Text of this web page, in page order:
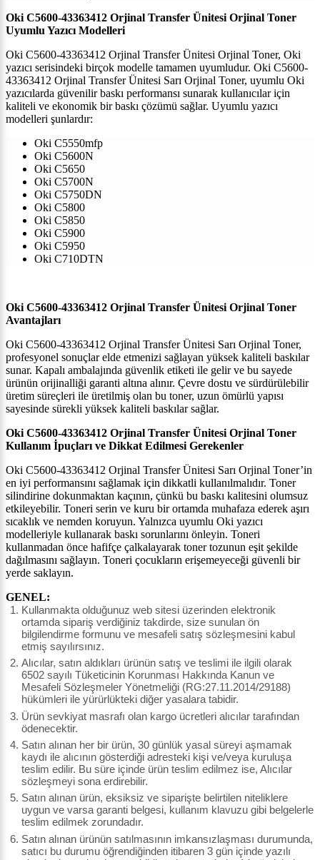
Oki C5600-43363412 Orjinal Transfer Ünitesi Orjinal Toner
Uyumlu Yazıcı Modelleri
Oki C5600-43363412 Orjinal Transfer Ünitesi Orjinal Toner, Oki
yazıcı serisindeki birçok modelle tamamen uyumludur. Oki C5600-
43363412 Orjinal Transfer Ünitesi Sarı Orjinal Toner, uyumlu Oki
yazıcılarda güvenilir baskı performansı sunarak kullanıcılar için
kaliteli ve ekonomik bir baskı çözümü sağlar. Uyumlu yazıcı
modelleri şunlardır:
Oki C5550mfp
Oki C5600N
Oki C5650
Oki C5700N
Oki C5750DN
Oki C5800
Oki C5850
Oki C5900
Oki C5950
Oki C710DTN
Oki C5600-43363412 Orjinal Transfer Ünitesi Orjinal Toner
Avantajları
Oki C5600-43363412 Orjinal Transfer Ünitesi Sarı Orjinal Toner,
profesyonel sonuçlar elde etmenizi sağlayan yüksek kaliteli baskılar
sunar. Kapalı ambalajında güvenlik etiketi ile gelir ve bu sayede
ürünün orijinalliği garanti altına alınır. Çevre dostu ve sürdürülebilir
üretim süreçleri ile üretilmiş olan bu toner, uzun ömürlü yapısı
sayesinde sürekli yüksek kaliteli baskılar sağlar.
Oki C5600-43363412 Orjinal Transfer Ünitesi Orjinal Toner
Kullanım İpuçları ve Dikkat Edilmesi Gerekenler
Oki C5600-43363412 Orjinal Transfer Ünitesi Sarı Orjinal Toner’in
en iyi performansını sağlamak için dikkatli kullanılmalıdır. Toner
silindirine dokunmaktan kaçının, çünkü bu baskı kalitesini olumsuz
etkileyebilir. Toneri serin ve kuru bir ortamda muhafaza ederek aşırı
sıcaklık ve nemden koruyun. Yalnızca uyumlu Oki yazıcı
modelleriyle kullanarak baskı sorunlarını önleyin. Toneri
kullanmadan önce hafifçe çalkalayarak toner tozunun eşit şekilde
dağılmasını sağlayın. Toneri çocukların erişemeyeceği güvenli bir
yerde saklayın.
GENEL:
Kullanmakta olduğunuz web sitesi üzerinden elektronik
ortamda sipariş verdiğiniz takdirde, size sunulan ön
bilgilendirme formunu ve mesafeli satış sözleşmesini kabul
etmiş sayılırsınız.
Alıcılar, satın aldıkları ürünün satış ve teslimi ile ilgili olarak
6502 sayılı Tüketicinin Korunması Hakkında Kanun ve
Mesafeli Sözleşmeler Yönetmeliği (RG:27.11.2014/29188)
hükümleri ile yürürlükteki diğer yasalara tabidir.
Ürün sevkiyat masrafı olan kargo ücretleri alıcılar tarafından
ödenecektir.
Satın alınan her bir ürün, 30 günlük yasal süreyi aşmamak
kaydı ile alıcının gösterdiği adresteki kişi ve/veya kuruluşa
teslim edilir. Bu süre içinde ürün teslim edilmez ise, Alıcılar
sözleşmeyi sona erdirebilir.
Satın alınan ürün, eksiksiz ve siparişte belirtilen niteliklere
uygun ve varsa garanti belgesi, kullanım klavuzu gibi belgelerle
teslim edilmek zorundadır.
Satın alınan ürünün satılmasının imkansızlaşması durumunda,
satıcı bu durumu öğrendiğinden itibaren 3 gün içinde yazılı